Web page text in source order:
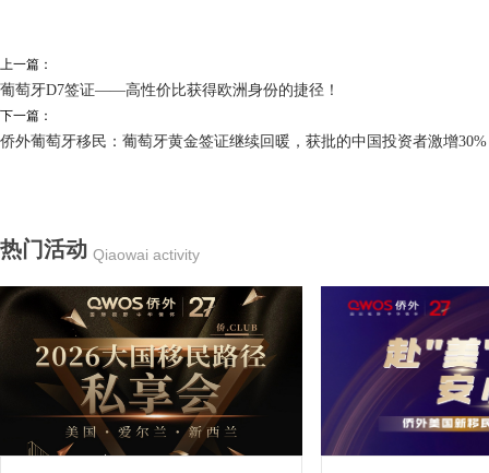
上一篇：
葡萄牙D7签证——高性价比获得欧洲身份的捷径！
下一篇：
侨外葡萄牙移民：葡萄牙黄金签证继续回暖，获批的中国投资者激增
热门活动 Qiaowai activity